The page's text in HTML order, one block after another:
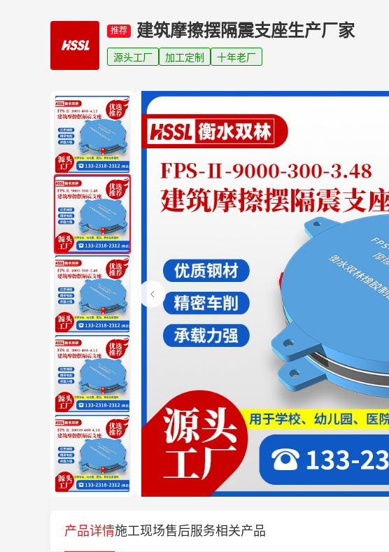
推荐 建筑摩擦摆隔震支座生产厂家
源头工厂 加工定制 十年老厂
产品详情施工现场售后服务相关产品